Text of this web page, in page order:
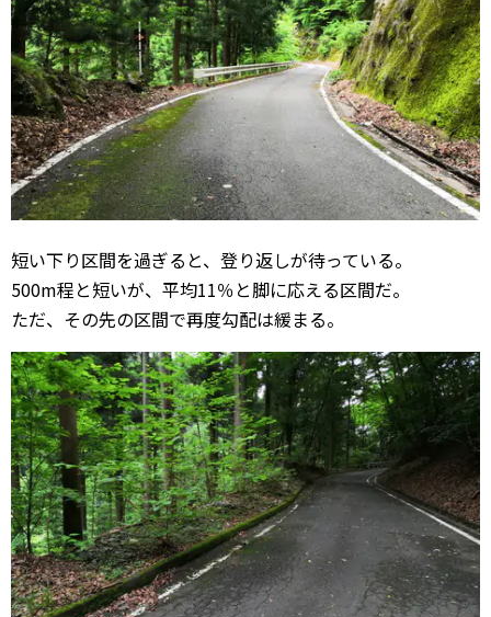
短い下り区間を過ぎると、登り返しが待っている。
500m程と短いが、平均11％と脚に応える区間だ。
ただ、その先の区間で再度勾配は緩まる。